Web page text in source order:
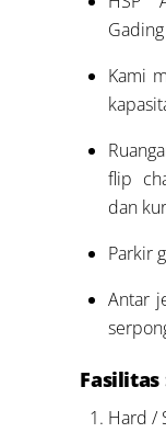
Kami
flip
dan
Parkir
Antar
Fasilitas
Hard /